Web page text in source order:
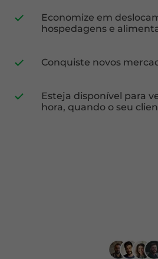
Economize em
hospedagens e
Conquiste novos
Esteja disponível para
hora, quando o seu